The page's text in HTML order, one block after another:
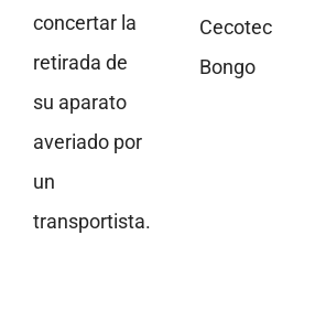
concertar la
retirada de
su aparato
averiado por
un
transportista.
Cecotec
Bongo